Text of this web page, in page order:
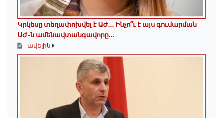
Կրկեսը տեղափոխվել է ԱԺ... Ինչո՞ւ է այս գումարման
ԱԺ-ն ամենավտանգավորը...
ավելին